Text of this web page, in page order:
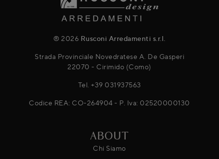
® 2026 Rusconi Arredamenti s.r.l.
Strada Provinciale Novedratese A. De Gasperi
22070 - Cirimido (Como)
Tel. +39 031937563
Codice REA: CO-264904 - P. Iva: 02520000130
ABOUT
Chi Siamo